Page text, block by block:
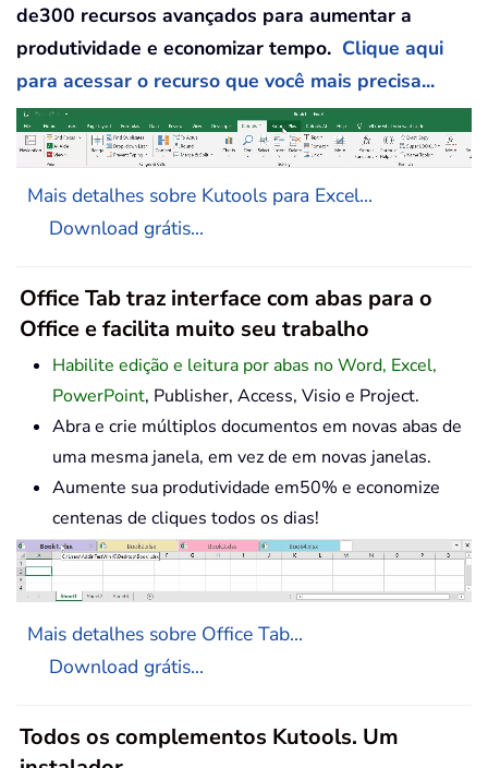
de300 recursos avançados para aumentar a
produtividade e economizar tempo. Clique aqui
para acessar o recurso que você mais precisa...
Mais detalhes sobre Kutools para Excel...
Download grátis...
Office Tab traz interface com abas para o
Office e facilita muito seu trabalho
Habilite edição e leitura por abas no Word, Excel,
PowerPoint, Publisher, Access, Visio e Project.
Abra e crie múltiplos documentos em novas abas de
uma mesma janela, em vez de em novas janelas.
Aumente sua produtividade em50% e economize
centenas de cliques todos os dias!
Mais detalhes sobre Office Tab...
Download grátis...
Todos os complementos Kutools. Um